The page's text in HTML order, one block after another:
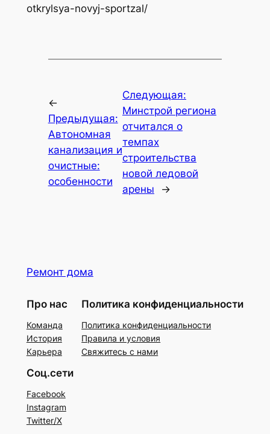
otkrylsya-novyj-sportzal/
←
Предыдущая:
Автономная
канализация и
очистные:
особенности
Следующая:
Минстрой региона
отчитался о
темпах
строительства
новой ледовой
арены
→
Ремонт дома
Про нас
Команда
История
Карьера
Политика конфиденциальности
Политика конфиденциальности
Правила и условия
Свяжитесь с нами
Соц.сети
Facebook
Instagram
Twitter/X